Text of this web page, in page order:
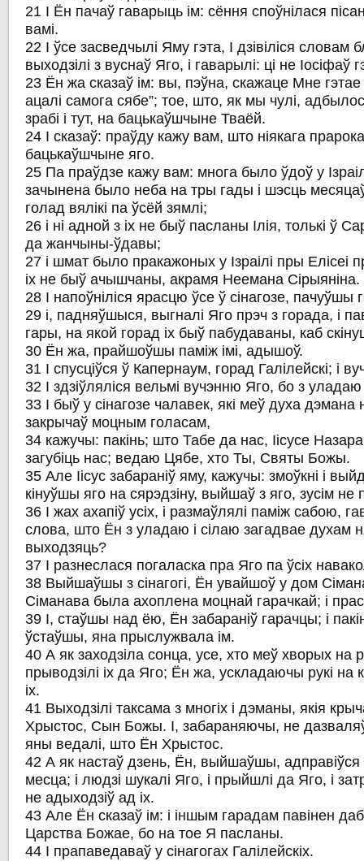
21 І Ён пачаў гаварыць ім: сёння споўнілася
вамі.
22 І ўсе засведчылі Яму гэта, І дзівіліся словам
выходзілі з вуснаў Яго, і гаварылі: ці не Іосіфаў
23 Ён жа сказаў ім: вы, пэўна, скажаце Мне
ацалі самога сябе”; тое, што, як мы чулі,
зрабі і тут, на бацькаўшчыне Тваёй.
24 І сказаў: праўду кажу вам, што ніякага
бацькаўшчыне яго.
25 Па праўдзе кажу вам: многа было ўдоў у Ізраілі
зачынена было неба на тры гады і шэсць
голад вялікі па ўсёй зямлі;
26 і ні адной з іх не быў пасланы Ілія, толькі ў
да жанчыны-ўдавы;
27 і шмат было пракажоных у Ізраілі пры Елісеі
іх не быў ачышчаны, акрамя Неемана Сірыяніна.
28 І напоўніліся ярасцю ўсе ў сінагозе, пачуўшы
29 і, падняўшыся, выгналі Яго прэч з горада, і
гары, на якой горад іх быў пабудаваны, каб
30 Ён жа, прайшоўшы паміж імі, адышоў.
31 І спусціўся ў Капернаум, горад Галілейскі; і
32 І здзіўляліся вельмі вучэнню Яго, бо з
33 І быў у сінагозе чалавек, які меў духа дэмана
закрычаў моцным голасам,
34 кажучы: пакінь; што Табе да нас, Іісусе
загубіць нас; ведаю Цябе, хто Ты, Святы Божы.
35 Але Іісус забараніў яму, кажучы: змоўкні і
кінуўшы яго на сярэдзіну, выйшаў з яго, зусім
36 І жах ахапіў усіх, і размаўлялі паміж сабою,
слова, што Ён з уладаю і сілаю загадвае духам
выходзяць?
37 І разнеслася погаласка пра Яго па ўсіх
38 Выйшаўшы з сінагогі, Ён увайшоў у дом
Сіманава была ахоплена моцнай гарачкай; і
39 І, стаўшы над ёю, Ён забараніў гарачцы; і
ўстаўшы, яна прыслужвала ім.
40 А як заходзіла сонца, усе, хто меў хворых на
прыводзілі іх да Яго; Ён жа, ускладаючы рукі на
іх.
41 Выходзілі таксама з многіх і дэманы, якія
Хрыстос, Сын Божы. І, забараняючы, не
яны ведалі, што Ён Хрыстос.
42 А як настаў дзень, Ён, выйшаўшы, адправіўся
месца; і людзі шукалі Яго, і прыйшлі да Яго, і
не адыходзіў ад іх.
43 Але Ён сказаў ім: і іншым гарадам павінен
Царства Божае, бо на тое Я пасланы.
44 І прапаведаваў у сінагогах Галілейскіх.